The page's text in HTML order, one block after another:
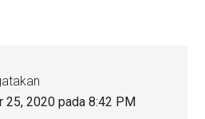
25, 2020 pada 8:42 PM